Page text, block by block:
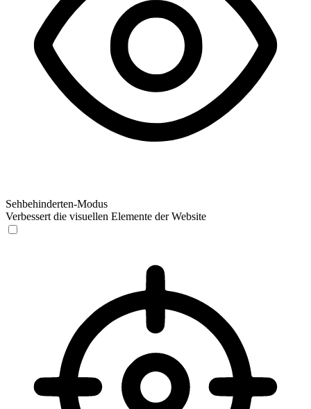
Sehbehinderten-Modus
Verbessert die visuellen Elemente der Website